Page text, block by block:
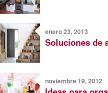
enero 23, 2013
Soluciones de
noviembre 19, 2012